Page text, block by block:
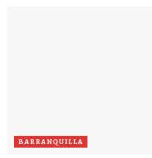
BARRANQUILLA